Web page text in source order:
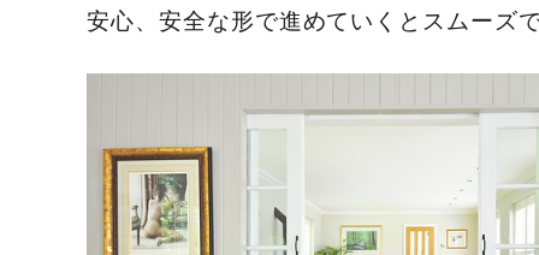
安心、安全な形で進めていくとスムーズ